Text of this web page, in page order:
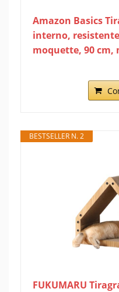
Amazon Basics
interno,
moquette, 90 cm,
BESTSELLER N. 2
FUKUMARU